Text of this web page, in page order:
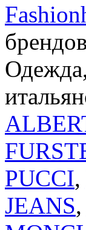
PUCCI,
JEANS,